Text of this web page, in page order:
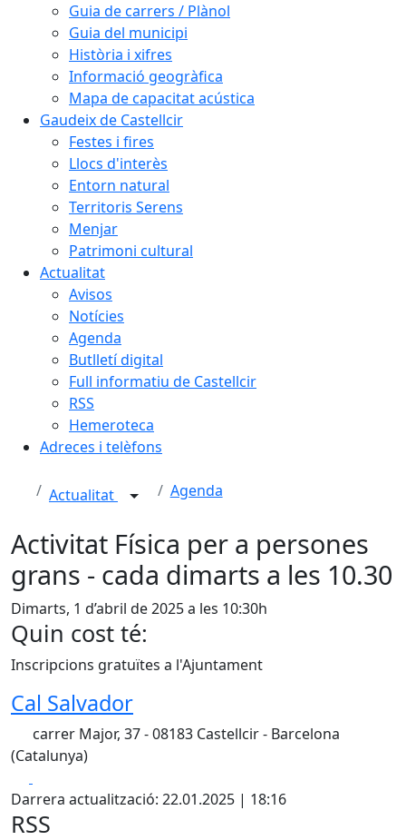
Guia de carrers / Plànol
Guia del municipi
Història i xifres
Informació geogràfica
Mapa de capacitat acústica
Gaudeix de Castellcir
Festes i fires
Llocs d'interès
Entorn natural
Territoris Serens
Menjar
Patrimoni cultural
Actualitat
Avisos
Notícies
Agenda
Butlletí digital
Full informatiu de Castellcir
RSS
Hemeroteca
Adreces i telèfons
Actualitat Agenda
Activitat Física per a persones
grans - cada dimarts a les 10.30
Dimarts, 1 d’abril de 2025 a les 10:30h
Quin cost té:
Inscripcions gratuïtes a l'Ajuntament
Cal Salvador
carrer Major, 37 - 08183 Castellcir - Barcelona
(Catalunya)
Darrera actualització: 22.01.2025 | 18:16
RSS